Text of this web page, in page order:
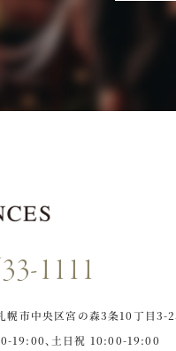
1111
幌市中央区宮の森3条10丁目3-
19:00、 土日祝 10:00-19:00